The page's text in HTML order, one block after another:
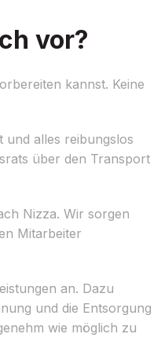
vor?
kannst. Keine
und alles reibungslos
über den Transport
Nizza. Wir sorgen
Mitarbeiter
an. Dazu
und die Entsorgung
wie möglich zu